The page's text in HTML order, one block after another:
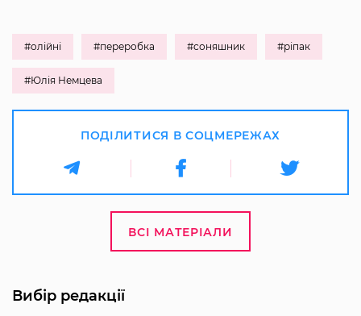
#олійні #переробка #соняшник #ріпак
#Юлія Немцева
ПОДІЛИТИСЯ В СОЦМЕРЕЖАХ
ВСІ МАТЕРІАЛИ
Вибір редакції